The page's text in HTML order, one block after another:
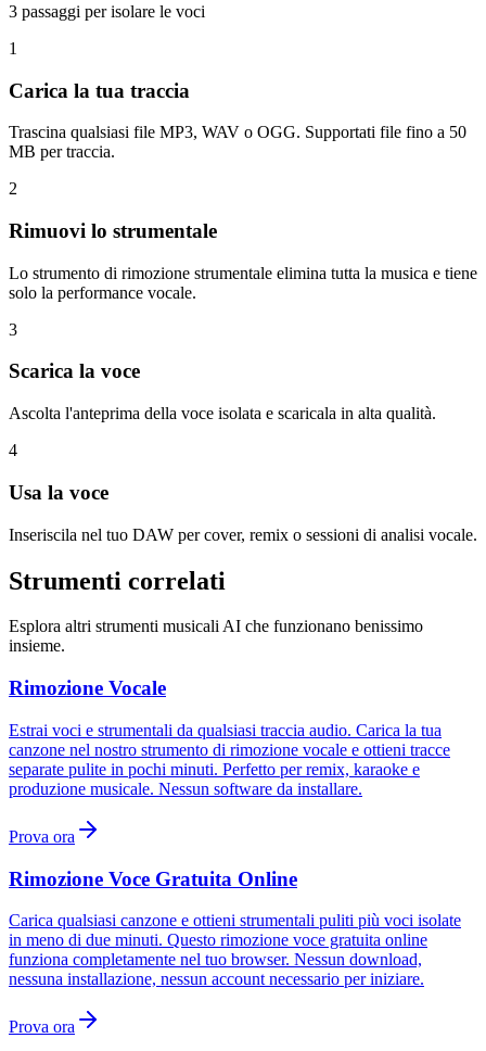
3 passaggi per isolare le voci
1
Carica la tua traccia
Trascina qualsiasi file MP3, WAV o OGG. Supportati file fino a 50
MB per traccia.
2
Rimuovi lo strumentale
Lo strumento di rimozione strumentale elimina tutta la musica e tiene
solo la performance vocale.
3
Scarica la voce
Ascolta l'anteprima della voce isolata e scaricala in alta qualità.
4
Usa la voce
Inseriscila nel tuo DAW per cover, remix o sessioni di analisi vocale.
Strumenti correlati
Esplora altri strumenti musicali AI che funzionano benissimo
insieme.
Rimozione Vocale
Estrai voci e strumentali da qualsiasi traccia audio. Carica la tua
canzone nel nostro strumento di rimozione vocale e ottieni tracce
separate pulite in pochi minuti. Perfetto per remix, karaoke e
produzione musicale. Nessun software da installare.
Prova ora
Rimozione Voce Gratuita Online
Carica qualsiasi canzone e ottieni strumentali puliti più voci isolate
in meno di due minuti. Questo rimozione voce gratuita online
funziona completamente nel tuo browser. Nessun download,
nessuna installazione, nessun account necessario per iniziare.
Prova ora